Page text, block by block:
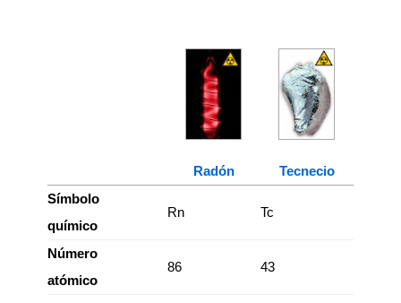
Radón
Tecnecio
Símbolo
químico
Rn Tc
Número
atómico
86 43